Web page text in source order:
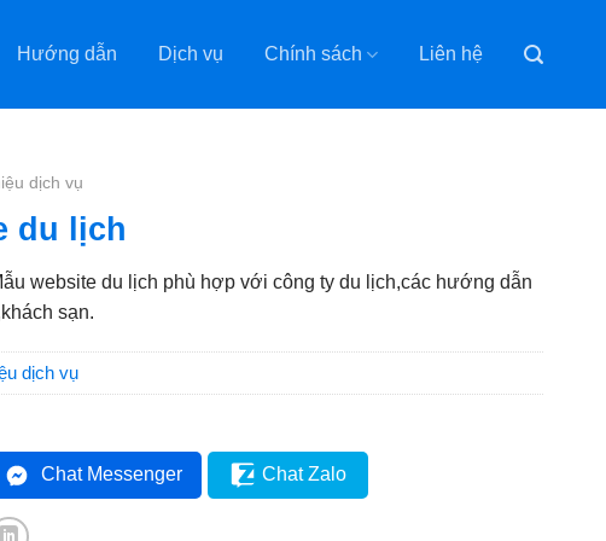
Hướng dẫn Dịch vụ Chính sách Liên hệ
dịch vụ
du lịch
website du lịch phù hợp với công ty du lịch,các hướng dẫn
sạn.
dịch vụ
Chat Messenger Chat Zalo